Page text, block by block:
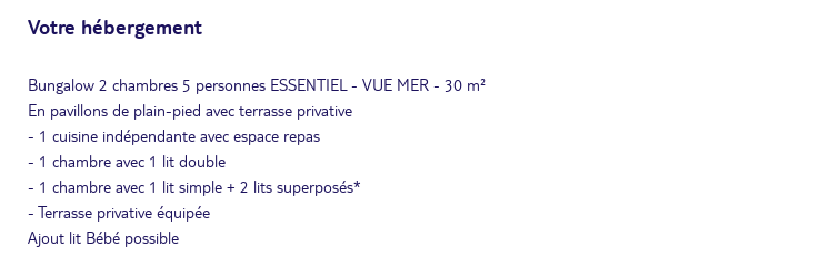
Votre hébergement
Bungalow 2 chambres 5 personnes ESSENTIEL - VUE MER - 30 m²
En pavillons de plain-pied avec terrasse privative
- 1 cuisine indépendante avec espace repas
- 1 chambre avec 1 lit double
- 1 chambre avec 1 lit simple + 2 lits superposés*
- Terrasse privative équipée
Ajout lit Bébé possible